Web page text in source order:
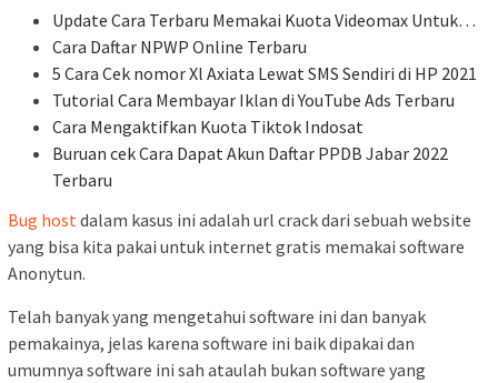
Update Cara Terbaru Memakai Kuota Videomax Untuk…
Cara Daftar NPWP Online Terbaru
5 Cara Cek nomor Xl Axiata Lewat SMS Sendiri di HP 2021
Tutorial Cara Membayar Iklan di YouTube Ads Terbaru
Cara Mengaktifkan Kuota Tiktok Indosat
Buruan cek Cara Dapat Akun Daftar PPDB Jabar 2022
Terbaru
Bug host dalam kasus ini adalah url crack dari sebuah website
yang bisa kita pakai untuk internet gratis memakai software
Anonytun.
Telah banyak yang mengetahui software ini dan banyak
pemakainya, jelas karena software ini baik dipakai dan
umumnya software ini sah ataulah bukan software yang